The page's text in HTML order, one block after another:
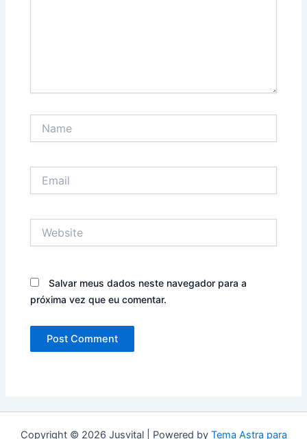
Salvar meus dados neste navegador para a
próxima vez que eu comentar.
Copyright © 2026 Jusvital | Powered by Tema Astra para